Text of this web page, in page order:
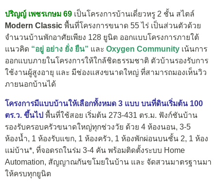
ปริญญ์ เพชรเกษม 69 เป็นโครงการบ้านเดี่ยวหรู 2 ชั้น สไตล์
Modern Classic พื้นที่โครงการขนาด 55 ไร่ เป็นส่วนตัวด้วย
จำนวนบ้านพักอาศัยเพียง 128 ยูนิต ออกแบบโครงการภายใต้
แนวคิด “อยู่ อย่าง ยั่ง ยืน” และ Oxygen Community เน้นการ
ออกแบบภายในโครงการให้ใกล้ชิดธรรมชาติ ตัวบ้านรองรับการ
ใช้งานผู้สูงอายุ และ มีช่องแสงขนาดใหญ่ ที่สามารถมองเห็นวิว
ภายนอกบ้านได้
โครงการมีแบบบ้านให้เลือกทั้งหมด 3 แบบ บนที่ดินเริ่มต้น 100
ตร.ว. ขึ้นไป พื้นที่ใช้สอย เริ่มต้น 273-431 ตร.ม. ฟังก์ชันบ้าน
รองรับครอบครัวขนาดใหญ่ทุกช่วงวัย ด้วย 4 ห้องนอน, 3-5
ห้องน้ำ, 1 ห้องรับแขก, 1 ห้องครัว, 1 ห้องพักผ่อนบนชั้น 2, 1 ห้อง
แม่บ้าน*, ที่จอดรถในร่ม 3-4 คัน พร้อมติดตั้งระบบ Home
Automation, สัญญาณกันขโมยในบ้าน และ จัดสวนมาตรฐานมา
ให้ครบทุกยูนิต